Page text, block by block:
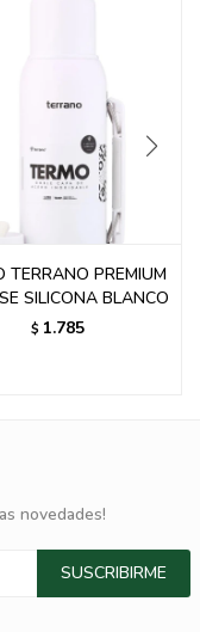
TERRANO PREMIUM
SILICONA BLANCO
$ 1.785
novedades!
SUSCRIBIRME